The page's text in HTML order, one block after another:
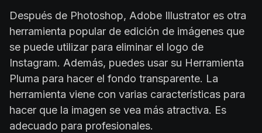
Después de Photoshop, Adobe Illustrator es otra
herramienta popular de edición de imágenes que
se puede utilizar para eliminar el logo de
Instagram. Además, puedes usar su Herramienta
Pluma para hacer el fondo transparente. La
herramienta viene con varias características para
hacer que la imagen se vea más atractiva. Es
adecuado para profesionales.